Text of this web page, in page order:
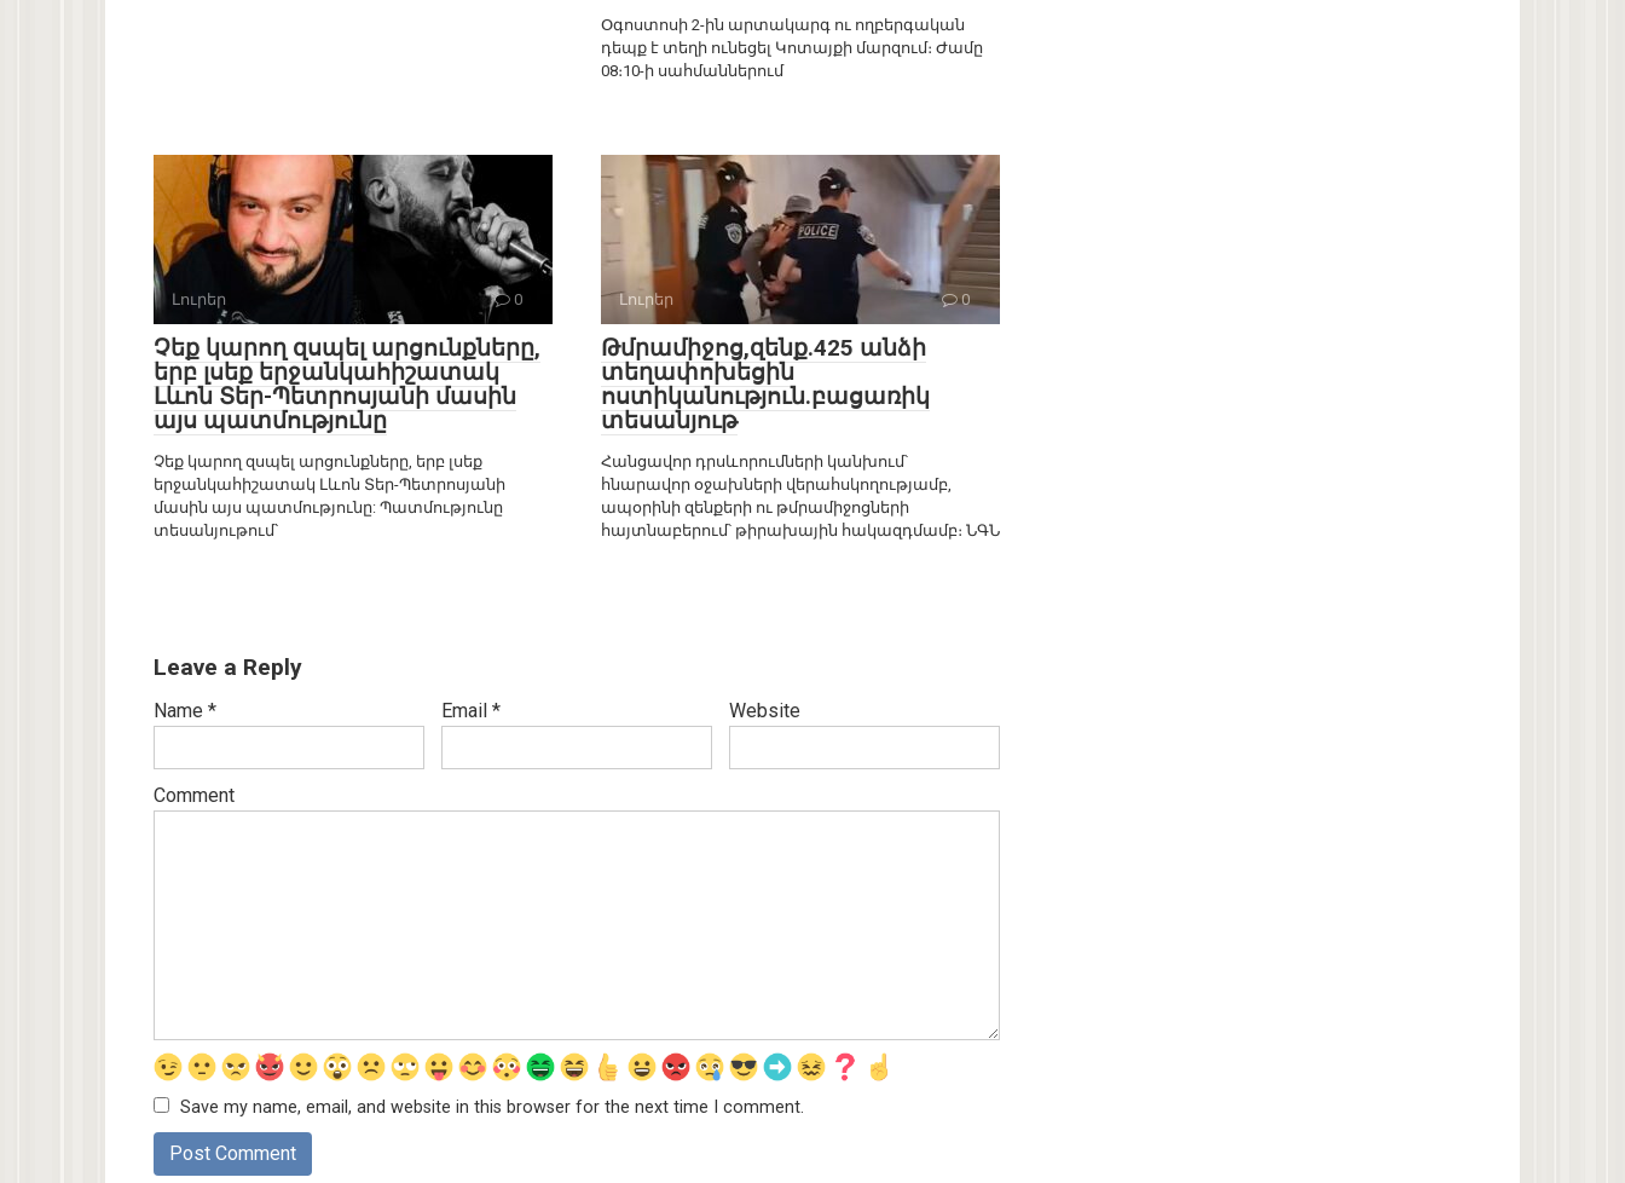
Օգոստոսի 2-ին արտակարգ ու ողբերգական
դեպք է տեղի ունեցել Կոտայքի մարզում։ Ժամը
08։10-ի սահմաններում
Լուրեր 0
Չեք կարող զսպել արցունքները,
երբ լսեք երջանկահիշատակ
Լևոն Տեր-Պետրոսյանի մասին
այս պատմությունը
Չեք կարող զսպել արցունքները, երբ լսեք
երջանկահիշատակ Լևոն Տեր-Պետրոսյանի
մասին այս պատմությունը: Պատմությունը
տեսանյութում`
Լուրեր 0
Թմրամիջոց,զենք.425 անձի
տեղափոխեցին
ոստիկանություն.բացառիկ
տեսանյութ
Հանցավոր դրսևորումների կանխում՝
հնարավոր օջախների վերահսկողությամբ,
ապօրինի զենքերի ու թմրամիջոցների
հայտնաբերում՝ թիրախային հակազդմամբ։ ՆԳՆ
Leave a Reply
Name * Email * Website
Comment
Save my name, email, and website in this browser for the next time I comment.